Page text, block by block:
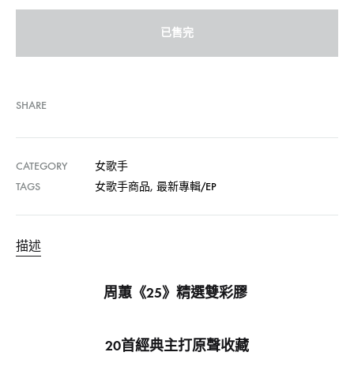
已售完
SHARE
CATEGORY
女歌手
TAGS
女歌手商品, 最新專輯/EP
描述
周蕙《25》精選雙彩膠
20首經典主打原聲收藏